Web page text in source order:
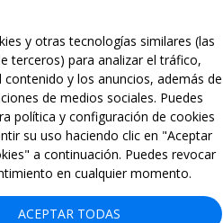
-25% Oasis de
HOTEL
HASTA EL 31 DE
y otras tecnologías similares (las
terceros) para analizar el tráfico,
contenido y los anuncios, además de
de medios sociales. Puedes
política y configuración de cookies
su uso haciendo clic en "Aceptar
a continuación. Puedes revocar
en cualquier momento.
ACEPTAR TODAS